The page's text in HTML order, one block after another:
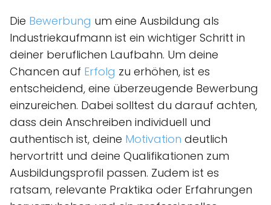
Die Bewerbung um eine Ausbildung als
Industriekaufmann ist ein wichtiger Schritt in
deiner beruflichen Laufbahn. Um deine
Chancen auf Erfolg zu erhöhen, ist es
entscheidend, eine überzeugende Bewerbung
einzureichen. Dabei solltest du darauf achten,
dass dein Anschreiben individuell und
authentisch ist, deine Motivation deutlich
hervortritt und deine Qualifikationen zum
Ausbildungsprofil passen. Zudem ist es
ratsam, relevante Praktika oder Erfahrungen